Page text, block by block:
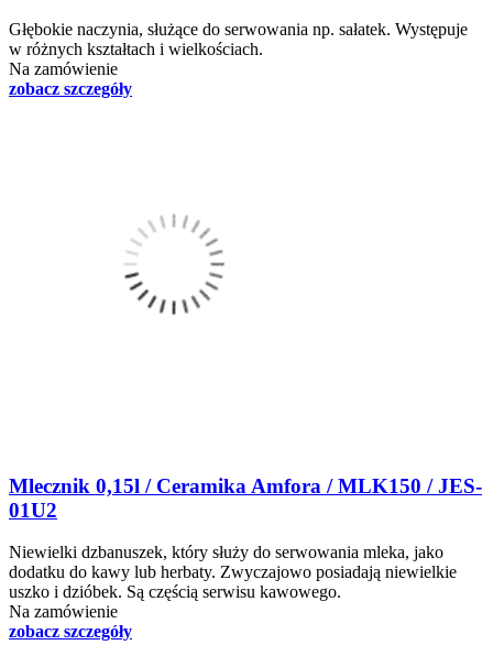
Głębokie naczynia, służące do serwowania np. sałatek. Występuje
w różnych kształtach i wielkościach.
Na zamówienie
zobacz szczegóły
Mlecznik 0,15l / Ceramika Amfora / MLK150 / JES-
01U2
Niewielki dzbanuszek, który służy do serwowania mleka, jako
dodatku do kawy lub herbaty. Zwyczajowo posiadają niewielkie
uszko i dzióbek. Są częścią serwisu kawowego.
Na zamówienie
zobacz szczegóły